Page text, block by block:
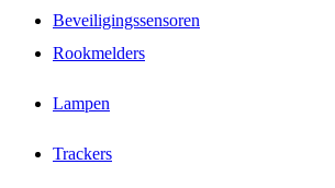
Beveiligingssensoren
Rookmelders
Lampen
Trackers